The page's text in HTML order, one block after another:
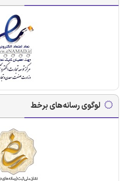
لوگوی رسانه‌های برخط